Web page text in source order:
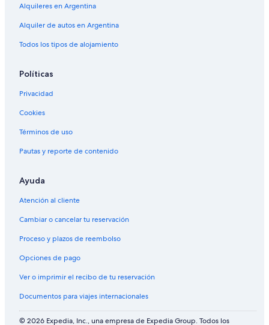
Alquileres en Argentina
Alquiler de autos en Argentina
Todos los tipos de alojamiento
Políticas
Privacidad
Cookies
Términos de uso
Pautas y reporte de contenido
Ayuda
Atención al cliente
Cambiar o cancelar tu reservación
Proceso y plazos de reembolso
Opciones de pago
Ver o imprimir el recibo de tu reservación
Documentos para viajes internacionales
© 2026 Expedia, Inc., una empresa de Expedia Group. Todos los